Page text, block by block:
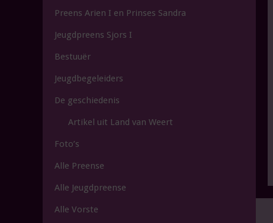
HEIKNUITERS
Preens Arien I en Prinses Sandra
Jeugdpreens Sjors I
Bestuuër
Jeugdbegeleiders
De geschiedenis
Artikel uit Land van Weert
Foto’s
Alle Preense
Alle Jeugdpreense
Alle Vorste